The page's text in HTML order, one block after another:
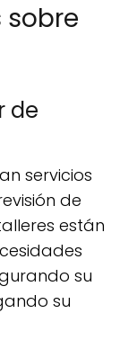
sobre
de
servicios
de
están
su
su